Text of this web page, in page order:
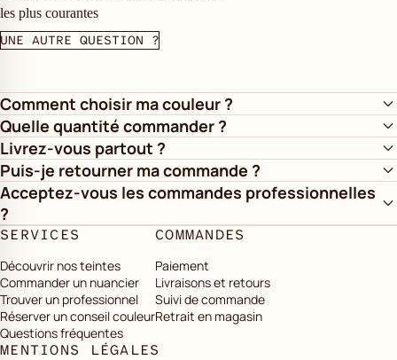
les plus courantes
UNE AUTRE QUESTION ?
Comment choisir ma couleur ?
Quelle quantité commander ?
Livrez-vous partout ?
Puis-je retourner ma commande ?
Acceptez-vous les commandes professionnelles
?
SERVICES
Découvrir nos teintes
Commander un nuancier
Trouver un professionnel
Réserver un conseil couleur
Questions fréquentes
COMMANDES
Paiement
Livraisons et retours
Suivi de commande
Retrait en magasin
MENTIONS LÉGALES